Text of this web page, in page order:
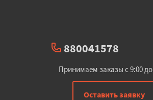
880041578
Принимаем заказы с 9:00 до
Оставить заявку